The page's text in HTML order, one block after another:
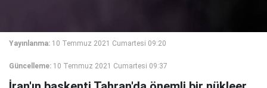
Yayınlanma: 10 Temmuz 2021 Cumartesi 09:20
Güncelleme: 10 Temmuz 2021 Cumartesi 09:37